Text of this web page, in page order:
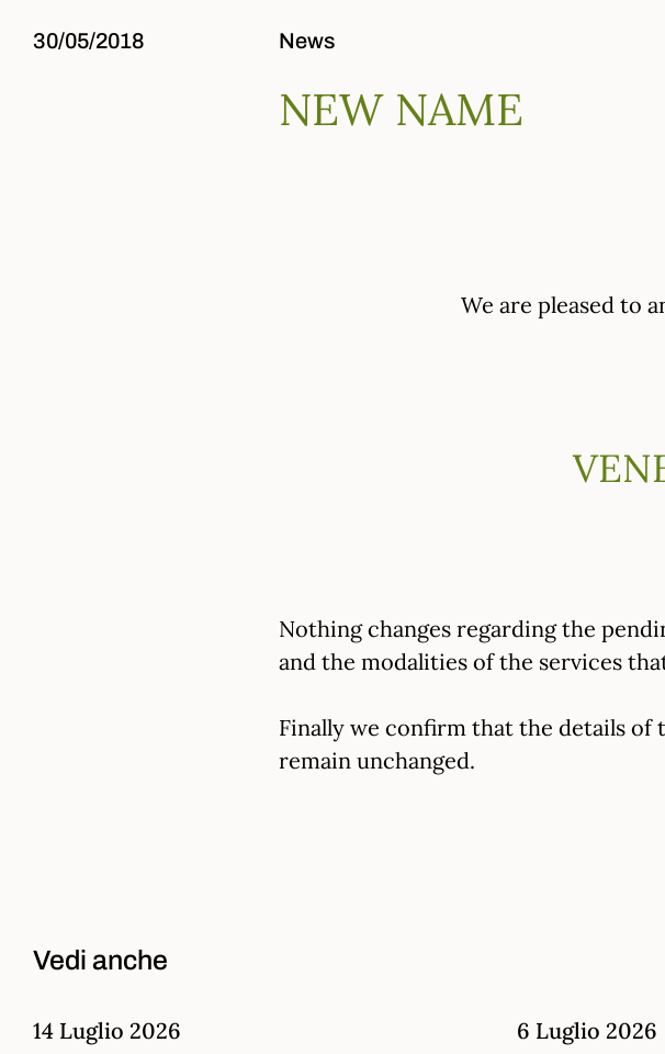
30/05/2018 News
NEW NAME
We are pleased to
Nothing changes regarding the
and the modalities of the services
Finally we confirm that the details of
remain unchanged.
Vedi anche
14 Luglio 2026 6 Luglio 2026